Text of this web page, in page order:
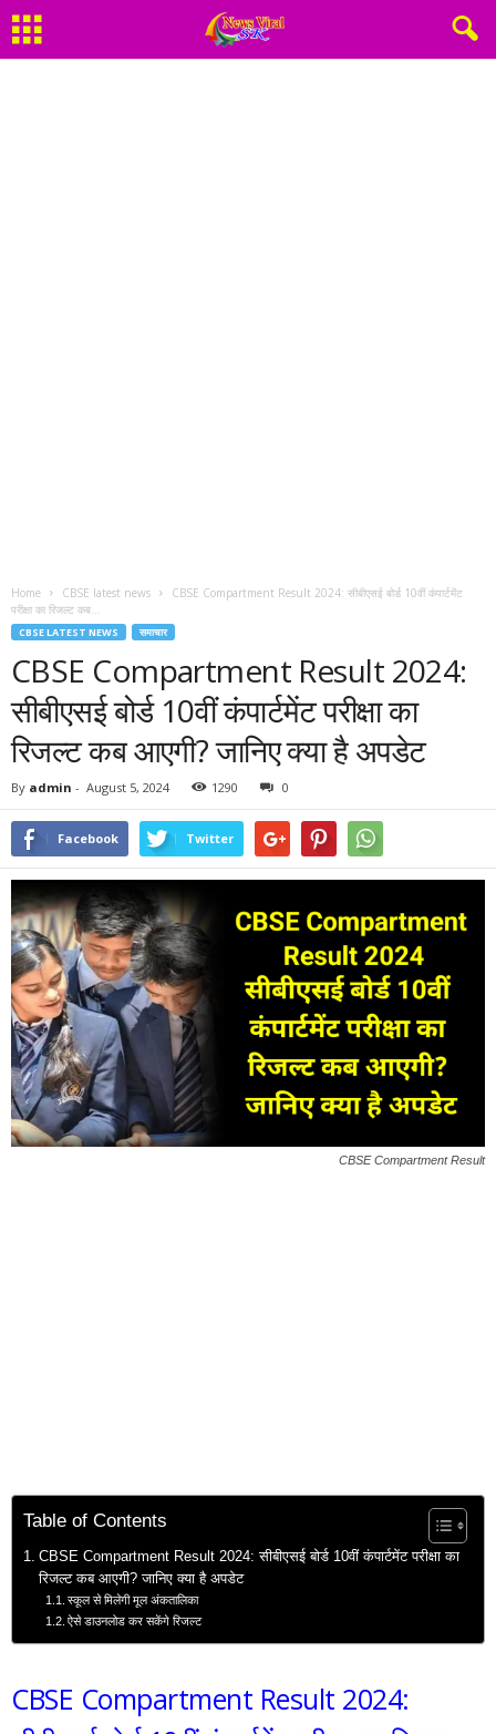
Home CBSE latest news
CBSE Compartment Result 2024: सीबीएसई बोर्ड 10वीं कंपार्टमेंट
परीक्षा का रिजल्ट कब...
CBSE LATEST NEWS समाचार
CBSE Compartment Result 2024:
सीबीएसई बोर्ड 10वीं कंपार्टमेंट परीक्षा का
रिजल्ट कब आएगी? जानिए क्या है अपडेट
By admin - August 5, 2024 1290 0
Facebook Twitter
CBSE Compartment Result
Table of Contents
CBSE Compartment Result 2024: सीबीएसई बोर्ड 10वीं कंपार्टमेंट परीक्षा का
रिजल्ट कब आएगी? जानिए क्या है अपडेट
स्कूल से मिलेगी मूल अंकतालिका
ऐसे डाउनलोड कर सकेंगे रिजल्ट
CBSE Compartment Result 2024: